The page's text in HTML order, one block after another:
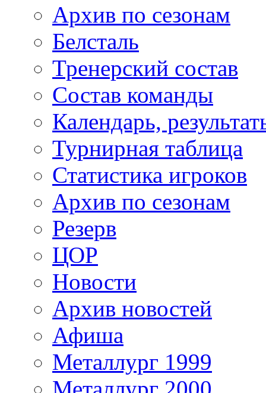
Архив по сезонам
Белсталь
Тренерский состав
Состав команды
Календарь,
Турнирная таблица
Статистика игроков
Архив по сезонам
Резерв
ЦОР
Новости
Архив новостей
Афиша
Металлург 1999